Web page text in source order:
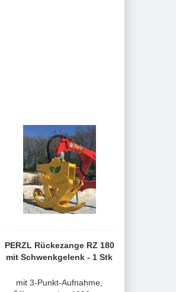
PERZL Rückezange RZ 180
mit Schwenkgelenk - 1 Stk
mit 3-Punkt-Aufnahme,